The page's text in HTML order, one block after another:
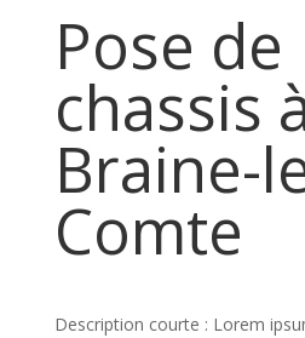
Pose de
chassis
Braine-
Comte
Description courte : Lorem